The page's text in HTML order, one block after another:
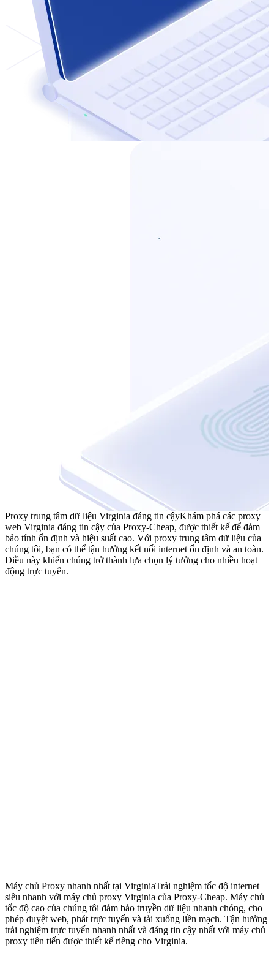
Proxy trung tâm dữ liệu Virginia đáng tin cậyKhám phá các proxy
web Virginia đáng tin cậy của Proxy-Cheap, được thiết kế để đảm
bảo tính ổn định và hiệu suất cao. Với proxy trung tâm dữ liệu của
chúng tôi, bạn có thể tận hưởng kết nối internet ổn định và an toàn.
Điều này khiến chúng trở thành lựa chọn lý tưởng cho nhiều hoạt
động trực tuyến.
Máy chủ Proxy nhanh nhất tại VirginiaTrải nghiệm tốc độ internet
siêu nhanh với máy chủ proxy Virginia của Proxy-Cheap. Máy chủ
tốc độ cao của chúng tôi đảm bảo truyền dữ liệu nhanh chóng, cho
phép duyệt web, phát trực tuyến và tải xuống liền mạch. Tận hưởng
trải nghiệm trực tuyến nhanh nhất và đáng tin cậy nhất với máy chủ
proxy tiên tiến được thiết kế riêng cho Virginia.